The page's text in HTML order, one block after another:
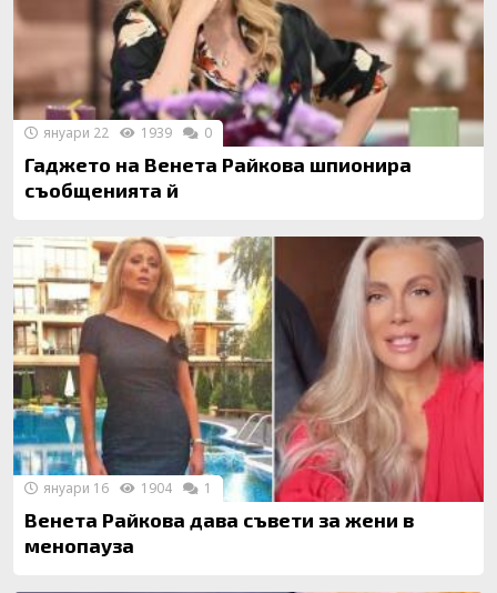
Гаджето на Венета Райкова шпионира
съобщенията й
януари 22 1939 0
Венета Райкова дава съвети за жени в
менопауза
януари 16 1904 1